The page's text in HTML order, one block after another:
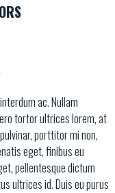
ac. Nullam
tortor ultrices lorem, at
porttitor mi non,
eget, finibus eu
pellentesque dictum
ultrices id. Duis eu purus